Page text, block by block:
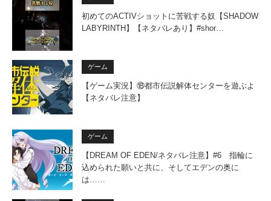
初めてのACTIVショットに苦戦する奴【SHADOW
LABYRINTH】【ネタバレあり】#shor…
ゲーム
【ゲーム実況】⑱都市伝説解体センターを遊ぶよ
【ネタバレ注意】
ゲーム
【DREAM OF EDEN/ネタバレ注意】#6 指輪に
込められた願いと共に、そしてエデンの奥に
は……